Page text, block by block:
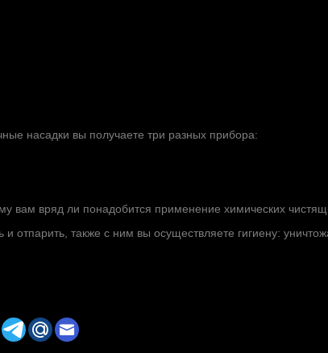
насадки вы получаете три разных прибора:
вряд ли понадобится применение химических
отпарить, также с ним вы осуществляете гигиену: